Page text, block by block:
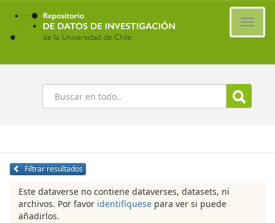
Ir
contenido
principal
Buscar
Filtrar resultados
Este dataverse no contiene dataverses, datasets, ni
archivos. Por favor identifíquese para ver si puede
añadirlos.